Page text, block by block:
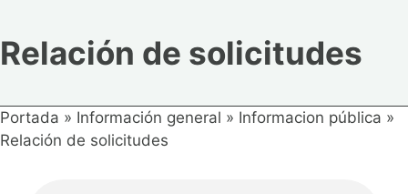
Relación de solicitudes
Portada » Información general » Informacion pública »
Relación de solicitudes